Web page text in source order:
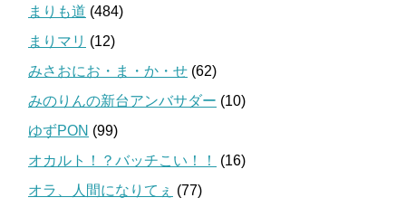
まりも道 (484)
まりマリ (12)
みさおにお・ま・か・せ (62)
みのりんの新台アンバサダー (10)
ゆずPON (99)
オカルト！？バッチこい！！
(16)
オラ、人間になりてぇ (77)